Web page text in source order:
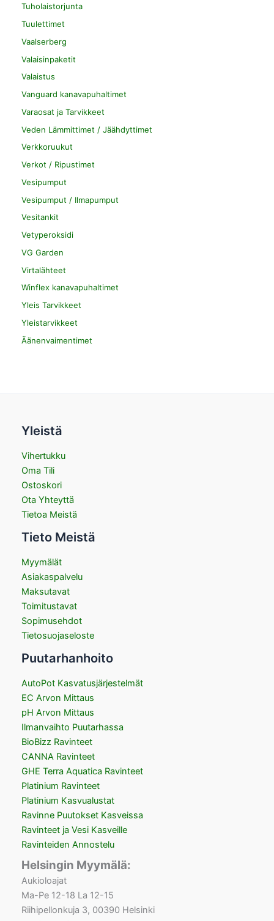
Tuholaistorjunta
Tuulettimet
Vaalserberg
Valaisinpaketit
Valaistus
Vanguard kanavapuhaltimet
Varaosat ja Tarvikkeet
Veden Lämmittimet / Jäähdyttimet
Verkkoruukut
Verkot / Ripustimet
Vesipumput
Vesipumput / Ilmapumput
Vesitankit
Vetyperoksidi
VG Garden
Virtalähteet
Winflex kanavapuhaltimet
Yleis Tarvikkeet
Yleistarvikkeet
Äänenvaimentimet
Yleistä
Vihertukku
Oma Tili
Ostoskori
Ota Yhteyttä
Tietoa Meistä
Tieto Meistä
Myymälät
Asiakaspalvelu
Maksutavat
Toimitustavat
Sopimusehdot
Tietosuojaseloste
Puutarhanhoito
AutoPot Kasvatusjärjestelmät
EC Arvon Mittaus
pH Arvon Mittaus
Ilmanvaihto Puutarhassa
BioBizz Ravinteet
CANNA Ravinteet
GHE Terra Aquatica Ravinteet
Platinium Ravinteet
Platinium Kasvualustat
Ravinne Puutokset Kasveissa
Ravinteet ja Vesi Kasveille
Ravinteiden Annostelu
Helsingin Myymälä:
Aukioloajat
Ma-Pe 12-18 La 12-15
Riihipellonkuja 3, 00390 Helsinki